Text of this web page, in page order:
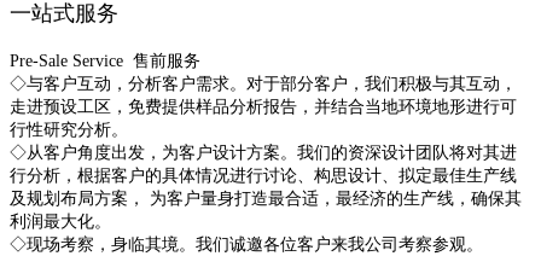
一站式服务
Pre-Sale Service 售前服务
◇与客户互动，分析客户需求。 对于部分客户，我们积极与其互动，
走进预设工区，免费提供样品分析报告，并结合当地环境地形进行可
行性研究分析。
◇从客户角度出发，为客户设计方案。 我们的资深设计团队将对其进
行分析，根据客户的具体情况进行讨论、构思设计、拟定最佳生产线
及规划布局方案， 为客户量身打造最合适，最经济的生产线，确保其
利润最大化。
◇现场考察，身临其境。 我们诚邀各位客户来我公司考察参观。